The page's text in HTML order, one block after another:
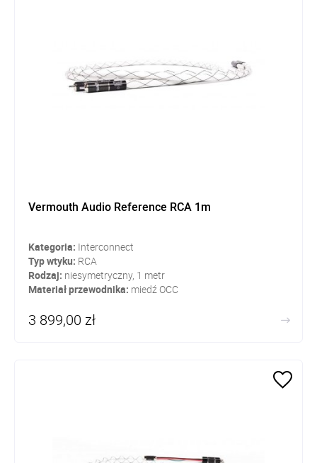
Vermouth Audio Reference RCA 1m
Kategoria: Interconnect
Typ wtyku: RCA
Rodzaj: niesymetryczny, 1 metr
Materiał przewodnika: miedź OCC
3 899,00 zł